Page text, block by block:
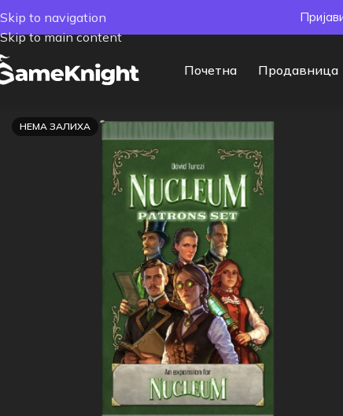
Skip to navigation
Skip to main content
Почетна Продавница
НЕМА ЗАЛИХА